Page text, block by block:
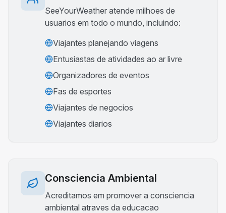
SeeYourWeather atende milhoes de
usuarios em todo o mundo, incluindo:
Viajantes planejando viagens
Entusiastas de atividades ao ar livre
Organizadores de eventos
Fas de esportes
Viajantes de negocios
Viajantes diarios
Consciencia Ambiental
Acreditamos em promover a consciencia
ambiental atraves da educacao